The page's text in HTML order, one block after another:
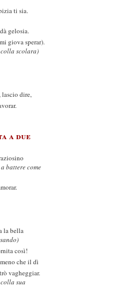
ti sia.
gelosia.
giova sperar).
scolara)
dire,
a due
battere come
la bella
così!
che il dì
vagheggiar.
sua